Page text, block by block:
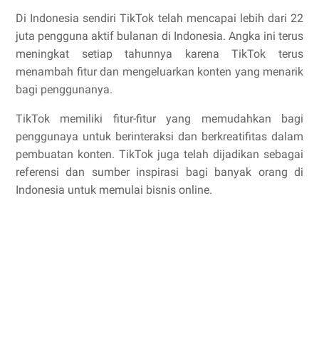
Di Indonesia sendiri TikTok telah mencapai lebih dari 22
juta pengguna aktif bulanan di Indonesia. Angka ini terus
meningkat setiap tahunnya karena TikTok terus
menambah fitur dan mengeluarkan konten yang menarik
bagi penggunanya.
TikTok memiliki fitur-fitur yang memudahkan bagi
penggunaya untuk berinteraksi dan berkreatifitas dalam
pembuatan konten. TikTok juga telah dijadikan sebagai
referensi dan sumber inspirasi bagi banyak orang di
Indonesia untuk memulai bisnis online.